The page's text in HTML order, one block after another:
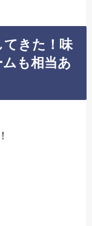
てきた！味
も相当あ